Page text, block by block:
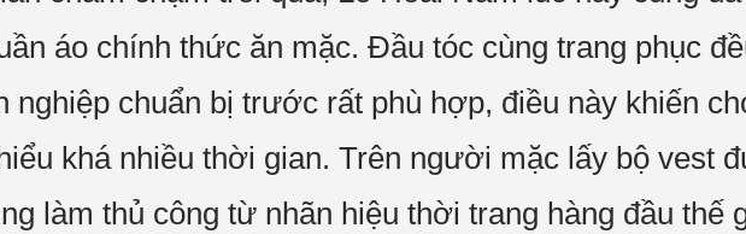
áo chính thức ăn mặc. Đầu tóc cùng trang phục
nghiệp chuẩn bị trước rất phù hợp, điều này khiến
khá nhiều thời gian. Trên người mặc lấy bộ vest
làm thủ công từ nhãn hiệu thời trang hàng đầu thế